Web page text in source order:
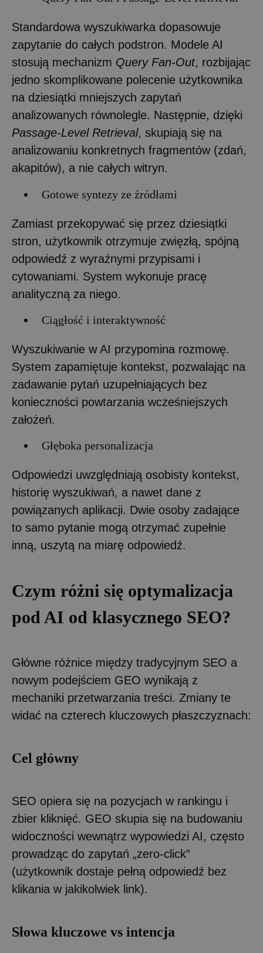
Standardowa wyszukiwarka dopasowuje
zapytanie do całych podstron. Modele AI
stosują mechanizm Query Fan-Out, rozbijając
jedno skomplikowane polecenie użytkownika
na dziesiątki mniejszych zapytań
analizowanych równolegle. Następnie, dzięki
Passage-Level Retrieval, skupiają się na
analizowaniu konkretnych fragmentów (zdań,
akapitów), a nie całych witryn.
Gotowe syntezy ze źródłami
Zamiast przekopywać się przez dziesiątki
stron, użytkownik otrzymuje zwięzłą, spójną
odpowiedź z wyraźnymi przypisami i
cytowaniami. System wykonuje pracę
analityczną za niego.
Ciągłość i interaktywność
Wyszukiwanie w AI przypomina rozmowę.
System zapamiętuje kontekst, pozwalając na
zadawanie pytań uzupełniających bez
konieczności powtarzania wcześniejszych
założeń.
Głęboka personalizacja
Odpowiedzi uwzględniają osobisty kontekst,
historię wyszukiwań, a nawet dane z
powiązanych aplikacji. Dwie osoby zadające
to samo pytanie mogą otrzymać zupełnie
inną, uszytą na miarę odpowiedź.
Czym różni się optymalizacja
pod AI od klasycznego SEO?
Główne różnice między tradycyjnym SEO a
nowym podejściem GEO wynikają z
mechaniki przetwarzania treści. Zmiany te
widać na czterech kluczowych płaszczyznach:
Cel główny
SEO opiera się na pozycjach w rankingu i
zbier kliknięć. GEO skupia się na budowaniu
widoczności wewnątrz wypowiedzi AI, często
prowadząc do zapytań „zero-click”
(użytkownik dostaje pełną odpowiedź bez
klikania w jakikolwiek link).
Słowa kluczowe vs intencja